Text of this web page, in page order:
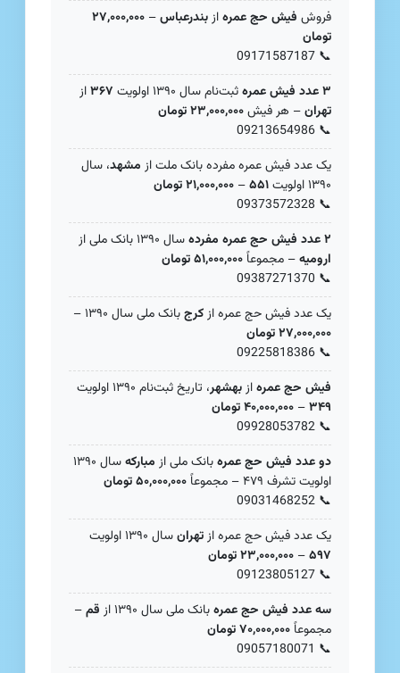
فروش فیش حج عمرهازبندرعباس– ۲۷,۰۰۰,۰۰۰
تومان
📞
09171587187
۳ عدد فیش عمره
ثبت‌نام سال ۱۳۹۰ اولویت ۳۶۷از
تهران– هر فیش۲۳,۰۰۰,۰۰۰ تومان
📞
09213654986
یک عدد فیش عمره مفرده بانک ملت از مشهد، سال
۱۳۹۰ اولویت
۵۵۱– ۲۱,۰۰۰,۰۰۰ تومان
📞
09373572328
۲ عدد فیش حج عمره مفرده
سال ۱۳۹۰ بانک ملی از
ارومیه– مجموعاً۵۱,۰۰۰,۰۰۰ تومان
📞
09387271370
یک عدد فیش حج عمره ازکرجبانک ملی سال ۱۳۹۰ –
۲۷,۰۰۰,۰۰۰ تومان
📞
09225818386
فیش حج عمرهازبهشهر، تاریخ ثبت‌نام ۱۳۹۰ اولویت
۳۴۹– ۴۰,۰۰۰,۰۰۰ تومان
📞
09928053782
دو عدد فیش حج عمرهبانک ملی از مبارکه
سال ۱۳۹۰
اولویت تشرف ۴۷۹ – مجموعاً
۵۰,۰۰۰,۰۰۰ تومان
📞
09031468252
یک عدد فیش حج عمره ازتهرانسال ۱۳۹۰ اولویت
۵۹۷– ۲۳,۰۰۰,۰۰۰ تومان
📞
09123805127
سه عدد فیش حج عمرهبانک ملی سال ۱۳۹۰ از قم–
مجموعاً۷۰,۰۰۰,۰۰۰ تومان
📞
09057180071